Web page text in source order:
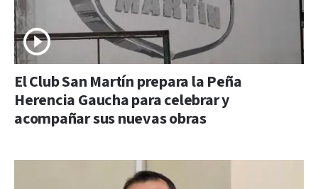
El Club San Martín prepara la Peña
Herencia Gaucha para celebrar y
acompañar sus nuevas obras